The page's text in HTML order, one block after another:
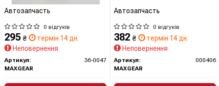
Автозапчасть
0 відгуків
295 ₴
термін 14 дн.
Неповернення
Артикул:
36-0047
MAXGEAR
Автозапчасть
0 відгуків
382 ₴
термін 14 дн.
Неповернення
Артикул:
000406
MAXGEAR